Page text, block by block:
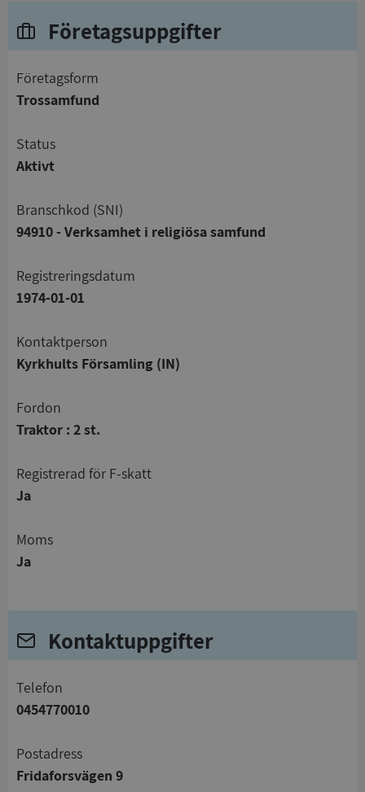
Företagsuppgifter
företagsform
Trossamfund
status
Aktivt
branschkod (SNI)
94910 - Verksamhet i religiösa samfund
registreringsdatum
1974-01-01
Kontaktperson
Kyrkhults Församling (IN)
Fordon
Traktor : 2 st.
registrerad för F-skatt
Ja
Moms
Ja
Kontaktuppgifter
telefon
0454770010
Postadress
Fridaforsvägen 9